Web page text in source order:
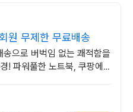
원 무제한 무료배송
으로 버벅임 없는 쾌적함을
! 파워풀한 노트북, 쿠팡에서